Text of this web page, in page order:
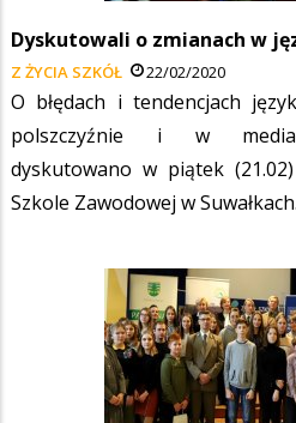
Dyskutowali o zmianach w
Z ŻYCIA SZKÓŁ 22/02/2020
O błędach i tendencjach
polszczyźnie i w
dyskutowano w piątek
Szkole Zawodowej w Suwałkach.